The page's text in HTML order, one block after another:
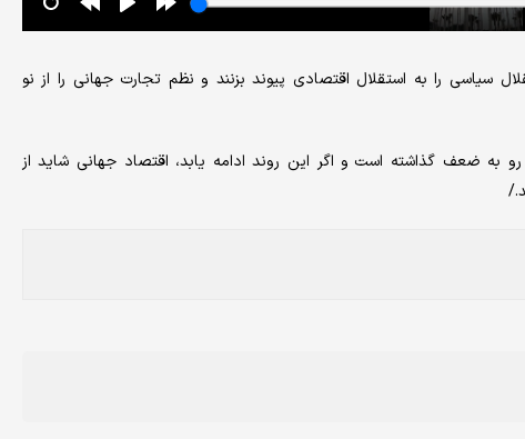
سیاسی را به استقلال اقتصادی پیوند بزنند و نظم تجارت جهانی را از نو
به ضعف گذاشته است و اگر این روند ادامه یابد، اقتصاد جهانی شاید از